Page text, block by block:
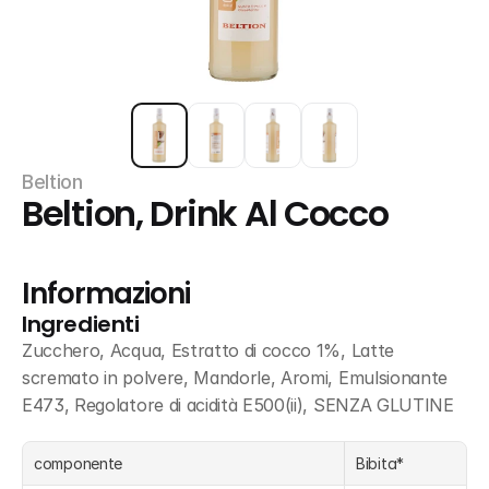
Beltion
Beltion, Drink Al Cocco
Informazioni
Ingredienti
Zucchero, Acqua, Estratto di cocco 1%, Latte
scremato in polvere, Mandorle, Aromi, Emulsionante
E473, Regolatore di acidità E500(ii), SENZA GLUTINE
componente Bibita*